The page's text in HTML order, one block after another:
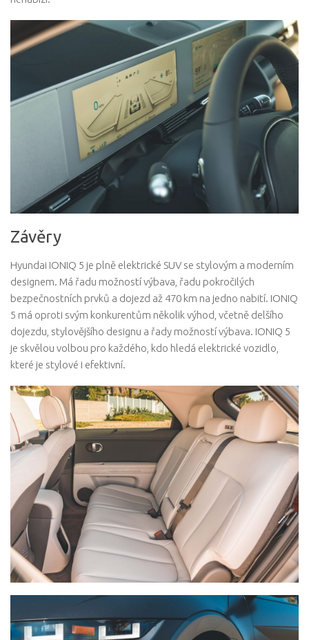
Závěry
Hyundai IONIQ 5 je plně elektrické SUV se stylovým a moderním
designem. Má řadu možností výbava, řadu pokročilých
bezpečnostních prvků a dojezd až 470 km na jedno nabití. IONIQ
5 má oproti svým konkurentům několik výhod, včetně delšího
dojezdu, stylovějšího designu a řady možností výbava. IONIQ 5
je skvělou volbou pro každého, kdo hledá elektrické vozidlo,
které je stylové i efektivní.